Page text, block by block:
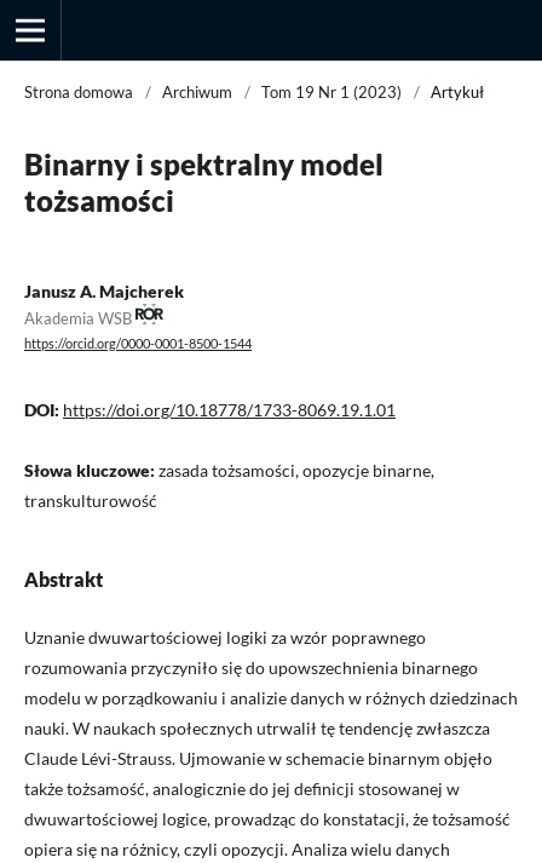
Przegląd Socjologii Jakościowej
Strona domowa / Archiwum / Tom 19 Nr 1 (2023) / Artykuł
Binarny i spektralny model
tożsamości
Janusz A. Majcherek
Akademia WSB
https://orcid.org/0000-0001-8500-1544
DOI: https://doi.org/10.18778/1733-8069.19.1.01
Słowa kluczowe: zasada tożsamości, opozycje binarne,
transkulturowość
Abstrakt
Uznanie dwuwartościowej logiki za wzór poprawnego
rozumowania przyczyniło się do upowszechnienia binarnego
modelu w porządkowaniu i analizie danych w różnych dziedzinach
nauki. W naukach społecznych utrwalił tę tendencję zwłaszcza
Claude Lévi-Strauss. Ujmowanie w schemacie binarnym objęło
także tożsamość, analogicznie do jej definicji stosowanej w
dwuwartościowej logice, prowadząc do konstatacji, że tożsamość
opiera się na różnicy, czyli opozycji. Analiza wielu danych